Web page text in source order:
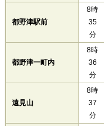
都野津駅前
8時
35
分
都野津一町内
8時
36
分
遠見山
8時
37
分